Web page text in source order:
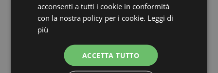
acconsenti a tutti i cookie in conformità
con la nostra policy per i cookie. Leggi di
più
ACCETTA TUTTO